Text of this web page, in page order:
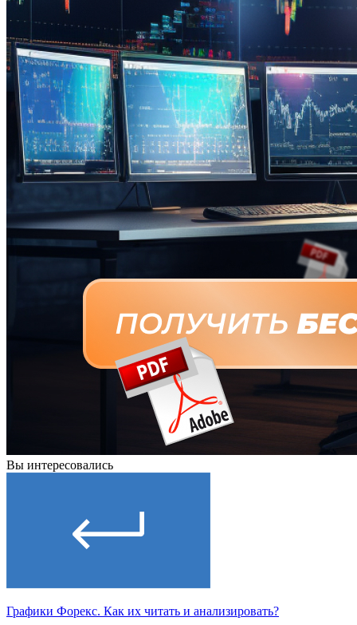
Вы интересовались
Графики Форекс. Как их читать и анализировать?